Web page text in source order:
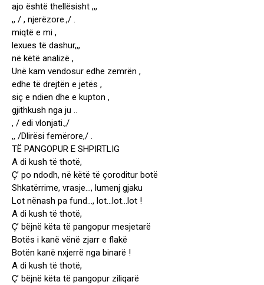
ajo është thellësisht ,,,
,, / , njerëzore.,/ .
miqtë e mi ,
lexues të dashur,,,
në këtë analizë ,
Unë kam vendosur edhe zemrën ,
edhe të drejtën e jetës ,
siç e ndien dhe e kupton ,
gjithkush nga ju ..
, / edi vlonjati.,/
,, /Dlirësi femërore,/ .
TË PANGOPUR E SHPIRTLIG
A di kush të thotë,
Ç’ po ndodh, në këtë të çoroditur botë
Shkatërrime, vrasje…, lumenj gjaku
Lot nënash pa fund…, lot…lot…lot !
A di kush të thotë,
Ç’ bëjnë këta të pangopur mesjetarë
Botës i kanë vënë zjarr e flakë
Botën kanë nxjerrë nga binarë !
A di kush të thotë,
Ç’ bëjnë këta të pangopur ziliqarë